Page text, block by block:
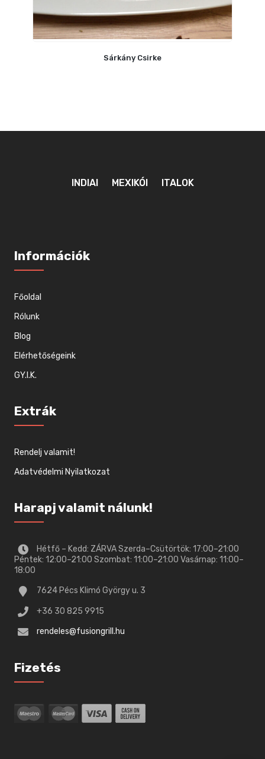
Sárkány Csirke
INDIAI MEXIKÓI ITALOK
Információk
Főoldal
Rólunk
Blog
Elérhetőségeink
GY.I.K.
Extrák
Rendelj valamit!
Adatvédelmi Nyilatkozat
Harapj valamit nálunk!
Hétfő – Kedd: ZÁRVA Szerda–Csütörtök: 17:00–21:00
Péntek: 12:00–21:00 Szombat: 11:00–21:00 Vasárnap: 11:00–
18:00
7624 Pécs Klimó György u. 3
+36 30 825 9915
rendeles@fusiongrill.hu
Fizetés